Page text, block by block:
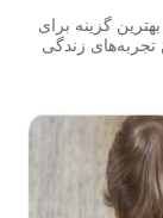
گزینه برای
زندگی